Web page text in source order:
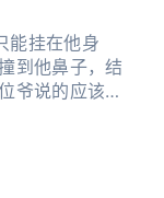
能挂在他身
到他鼻子，结
爷说的应该
了。 1 我们